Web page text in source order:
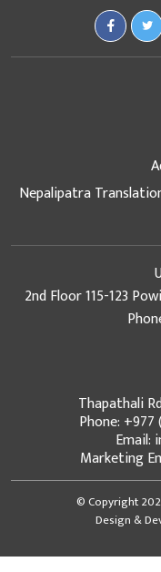
Nepalipatra
2nd Floor 115-123
Thapathali
Phone: +977
Email:
Marketing
© Copyright
Design &